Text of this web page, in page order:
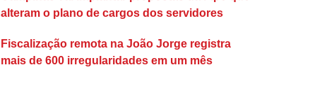
alteram o plano de cargos dos servidores
Fiscalização remota na João Jorge registra
mais de 600 irregularidades em um mês